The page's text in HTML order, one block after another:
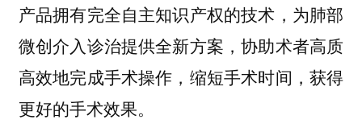
产品拥有完全自主知识产权的技术，为肺部
微创介入诊治提供全新方案，协助术者高质
高效地完成手术操作，缩短手术时间，获得
更好的手术效果。